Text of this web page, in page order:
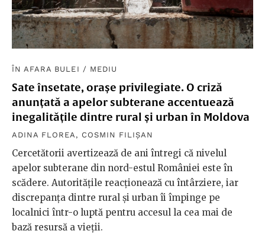
ÎN AFARA BULEI / MEDIU
Sate însetate, orașe privilegiate. O criză
anunțată a apelor subterane accentuează
inegalitățile dintre rural și urban în Moldova
ADINA FLOREA , COSMIN FILIȘAN
Cercetătorii avertizează de ani întregi că nivelul
apelor subterane din nord-estul României este în
scădere. Autoritățile reacționează cu întârziere, iar
discrepanța dintre rural și urban îi împinge pe
localnici într-o luptă pentru accesul la cea mai de
bază resursă a vieții.